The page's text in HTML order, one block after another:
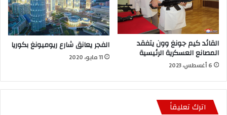
القائد كيم جونغ وون يتفقد
المصانع العسكرية الرئيسية
6 أغسطس، 2023
الفجر يعانق شارع ريوميونغ بكوريا
11 مايو، 2020
اترك تعليقاً